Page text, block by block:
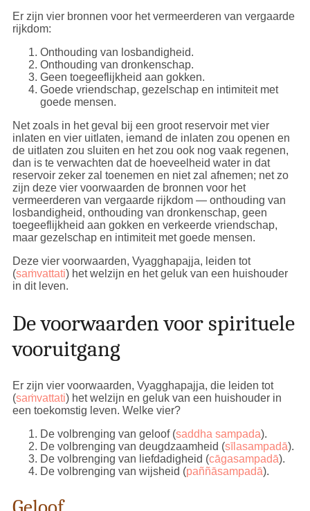
Er zijn vier bronnen voor het vermeerderen van vergaarde
rijkdom:
Onthouding van losbandigheid.
Onthouding van dronkenschap.
Geen toegeeflijkheid aan gokken.
Goede vriendschap, gezelschap en intimiteit met
goede mensen.
Net zoals in het geval bij een groot reservoir met vier
inlaten en vier uitlaten, iemand de inlaten zou openen en
de uitlaten zou sluiten en het zou ook nog vaak regenen,
dan is te verwachten dat de hoeveelheid water in dat
reservoir zeker zal toenemen en niet zal afnemen; net zo
zijn deze vier voorwaarden de bronnen voor het
vermeerderen van vergaarde rijkdom — onthouding van
losbandigheid, onthouding van dronkenschap, geen
toegeeflijkheid aan gokken en verkeerde vriendschap,
maar gezelschap en intimiteit met goede mensen.
Deze vier voorwaarden, Vyagghapajja, leiden tot
(saṁvattati) het welzijn en het geluk van een huishouder
in dit leven.
De voorwaarden voor spirituele
vooruitgang
Er zijn vier voorwaarden, Vyagghapajja, die leiden tot
(saṁvattati) het welzijn en geluk van een huishouder in
een toekomstig leven. Welke vier?
De volbrenging van geloof (saddha sampada).
De volbrenging van deugdzaamheid (sīlasampadā).
De volbrenging van liefdadigheid (cāgasampadā).
De volbrenging van wijsheid (paññāsampadā).